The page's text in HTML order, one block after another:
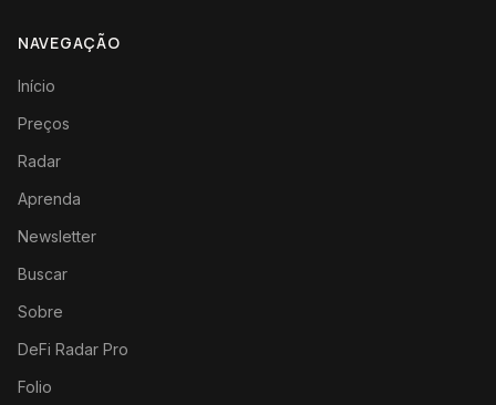
NAVEGAÇÃO
Início
Preços
Radar
Aprenda
Newsletter
Buscar
Sobre
DeFi Radar Pro
Folio